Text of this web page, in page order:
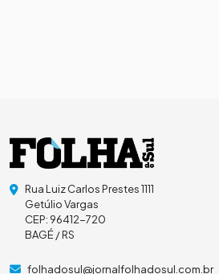
Rua Luiz Carlos Prestes 1111
Getúlio Vargas
CEP: 96412-720
BAGÉ / RS
folhadosul@jornalfolhadosul.com.br